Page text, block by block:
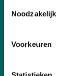
Noodzakelijk
Voorkeuren
Snel naar
Aanmelden,